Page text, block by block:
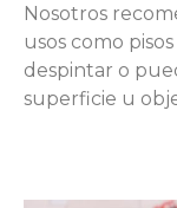
Nosotros
usos como
despintar o
superficie u